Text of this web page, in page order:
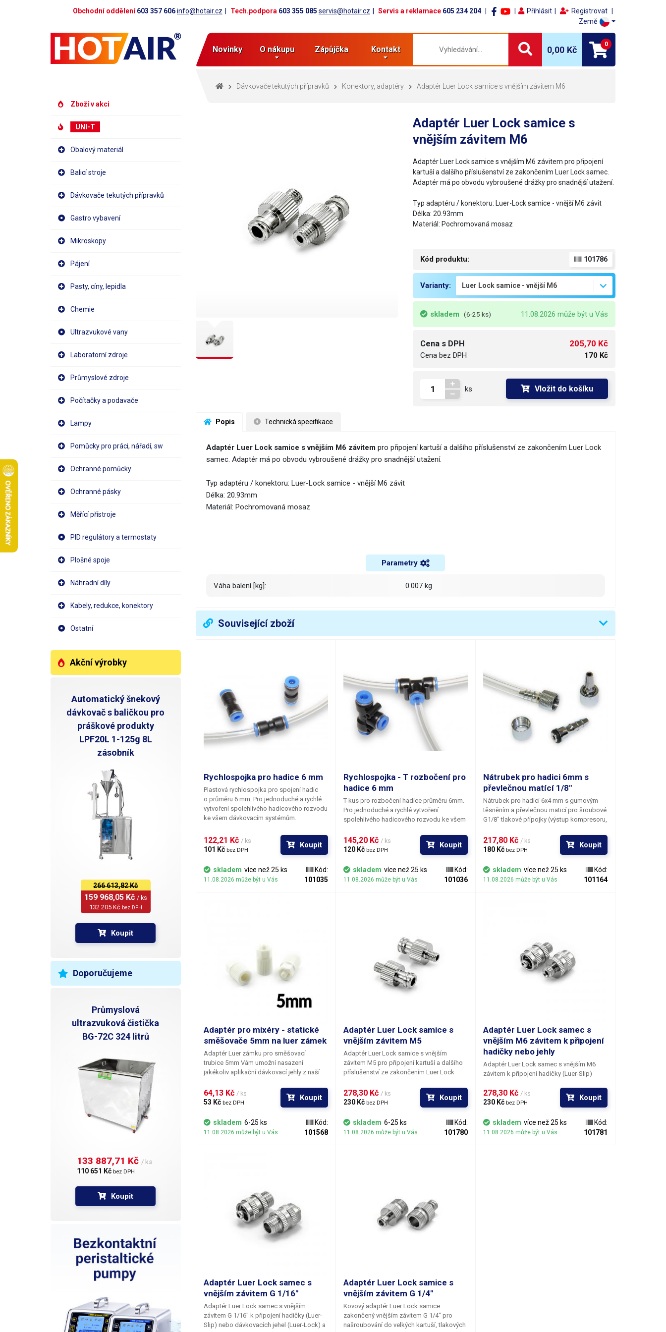
Obchodní oddělení603 357 606info@hotair.cz Tech.podpora 603 355 085 servis@hotair.cz Servis a reklamace 605 234 204 Přihlásit
Registrovat
Země
Novinky O nákupu Zápůjčka Kontakt 0,00 Kč
0
Zboží v akci
UNI-T
Obalový materiál
Balicí stroje
Dávkovače tekutých přípravků
Gastro vybavení
Mikroskopy
Pájení
Pasty, cíny, lepidla
Chemie
Ultrazvukové vany
Laboratorní zdroje
Průmyslové zdroje
Počítačky a podavače
Lampy
Pomůcky pro práci, nářadí, sw
Ochranné pomůcky
Ochranné pásky
Měřící přístroje
PID regulátory a termostaty
Plošné spoje
Náhradní díly
Kabely, redukce, konektory
Ostatní
Akční výrobky
Automatický šnekový
dávkovač s baličkou pro
práškové produkty
LPF20L 1-125g 8L
zásobník
266 613,82 Kč
159 968,05 Kč / ks
132 205 Kč bez DPH
Koupit
Doporučujeme
Průmyslová
ultrazvuková čistička
BG-72C 324 litrů
133 887,71 Kč / ks
110 651 Kč bez DPH
Koupit
Dávkovače tekutých přípravků Konektory, adaptéry Adaptér Luer Lock samice s vnějším závitem M6
Adaptér Luer Lock samice s
vnějším závitem M6
Adaptér Luer Lock samice s vnějším M6 závitem pro připojení
kartuší a dalšího příslušenství ze zakončením Luer Lock samec.
Adaptér má po obvodu vybroušené drážky pro snadnější utažení.
Typ adaptéru / konektoru: Luer-Lock samice - vnější M6 závit
Délka: 20.93mm
Materiál: Pochromovaná mosaz
Kód produktu: 101786
Varianty:
skladem (6-25 ks) 11.08.2026 může být u Vás
Cena s DPH
Cena bez DPH
205,70 Kč
170 Kč
ks Vložit do košíku
Popis Technická specifikace
Adaptér Luer Lock samice s vnějším M6 závitempro připojení kartuší a dalšího příslušenství ze zakončením Luer Lock
samec. Adaptér má po obvodu vybroušené drážky pro snadnější utažení.
Typ adaptéru / konektoru: Luer-Lock samice - vnější M6 závit
Délka: 20.93mm
Materiál: Pochromovaná mosaz
Parametry
Váha balení [kg]: 0.007 kg
Související zboží
Rychlospojka pro hadice 6 mm
Plastová rychlospojka pro spojení hadic
o průměru 6 mm. Pro jednoduché a rychlé
vytvoření spolehlivého hadicového rozvodu
ke všem dávkovacím systémům.
122,21 Kč / ks
101 Kč bez DPH
Koupit
skladem více než 25 ks
11.08.2026 může být u Vás
Kód:
101035
Rychlospojka - T rozbočení pro
hadice 6 mm
T-kus pro rozbočení hadice průměru 6mm.
Pro jednoduché a rychlé vytvoření
spolehlivého hadicového rozvodu ke všem
145,20 Kč / ks
120 Kč bez DPH
Koupit
skladem více než 25 ks
11.08.2026 může být u Vás
Kód:
101036
Nátrubek pro hadici 6mm s
převlečnou matící 1/8"
Nátrubek pro hadici 6x4 mm s gumovým
těsněním a převlečnou maticí pro šroubové
G1/8" tlakové přípojky (výstup kompresoru,
nátrubku a jedné převlečné matice.
217,80 Kč / ks
180 Kč bez DPH
Koupit
skladem více než 25 ks
11.08.2026 může být u Vás
Kód:
101164
Adaptér pro mixéry - statické
směšovače 5mm na luer zámek
Adaptér Luer zámku pro směšovací
trubice 5mm Vám umožní nasazení
jakékoliv aplikační dávkovací jehly z naší
stupňovitou špičkou. Tato redukce je
vhodná pro Směšovač MA6-17 a Statický
64,13 Kč / ks
53 Kč bez DPH
Koupit
skladem 6-25 ks
11.08.2026 může být u Vás
Kód:
101568
Adaptér Luer Lock samice s
vnějším závitem M5
Adaptér Luer Lock samice s vnějším
závitem M5pro připojení kartuší a dalšího
příslušenství ze zakončením Luer Lock
drážky pro snadnější utažení. Typ adaptéru
/ konektoru: Luer-Lock samice - vnější M5
závit Délka: 20.92mm Materiál:
Pochromovaná mosaz
278,30 Kč / ks
230 Kč bez DPH
Koupit
skladem 6-25 ks
11.08.2026 může být u Vás
Kód:
101780
Adaptér Luer Lock samec s
vnějším M6 závitem k připojení
hadičky nebo jehly
Adaptér Luer Lock samec s vnějším M6
závitem k připojení hadičky (Luer-Slip)
dalšího příslušenství ze zakončením Luer
Lock. Typ adaptéru / konektoru: Luer-Lock
278,30 Kč / ks
230 Kč bez DPH
Koupit
skladem více než 25 ks
11.08.2026 může být u Vás
Kód:
101781
Adaptér Luer Lock samec s
vnějším závitem G 1/16"
Adaptér Luer Lock samec s vnějším
závitem G 1/16" k připojení hadičky (Luer-
Slip) nebo dávkovacích jehel (Luer-Lock) a
Adaptér Luer Lock samice s
vnějším závitem G 1/4"
Kovový adaptér Luer Lock samice
zakončený vnějším závitem G 1/4" pro
našroubování do velkých kartuší, tlakových